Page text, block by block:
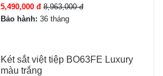
5,490,000 đ 8,963,000 đ
Bảo hành: 36 tháng
Két sắt việt tiệp BO63FE Luxury
màu trắng